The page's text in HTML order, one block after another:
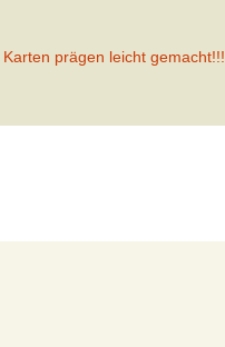
Karten prägen leicht gemacht!!!